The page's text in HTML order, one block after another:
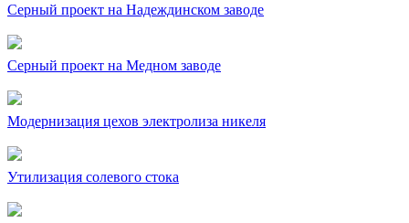
Серный проект на Надеждинском заводе
Серный проект на Медном заводе
Модернизация цехов электролиза никеля
Утилизация солевого стока